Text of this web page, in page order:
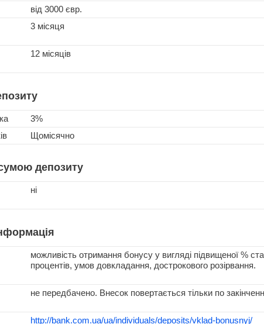
від 3000 євр.
3 місяця
12 місяців
3%
Щомісячно
депозиту
ні
можливість отримання бонусу у вигляді підвищеної %
процентів, умов довкладання, дострокового розірвання.
не передбачено. Внесок повертається тільки по
http://bank.com.ua/ua/individuals/deposits/vklad-bonusnyj/